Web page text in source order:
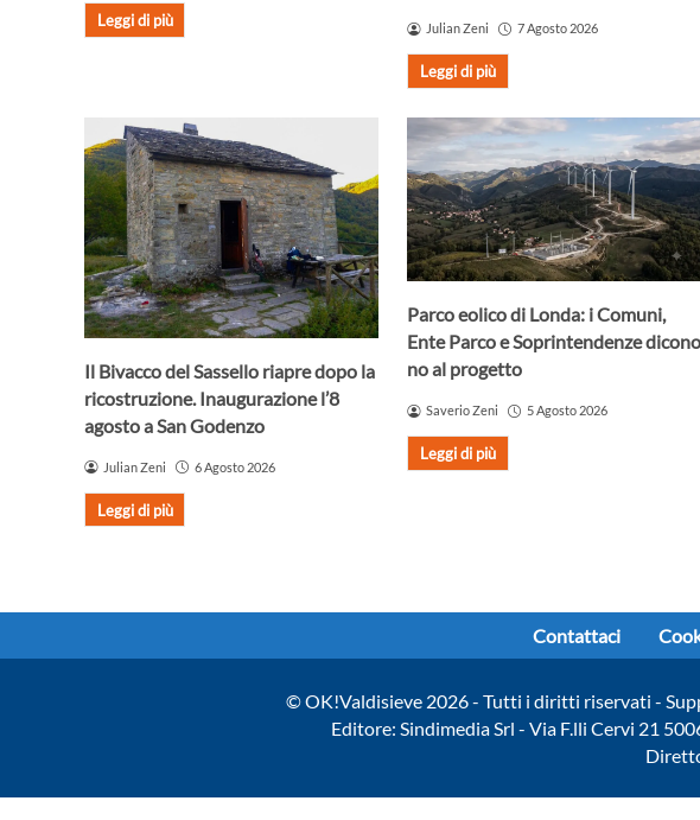
Leggi di più Julian Zeni 7 Agosto 2026
Leggi di più
Il Bivacco del Sassello riapre dopo la
ricostruzione. Inaugurazione l’8
agosto a San Godenzo
Julian Zeni 6 Agosto 2026
Leggi di più
Parco eolico di Londa: i Comuni,
Ente Parco e Soprintendenze dicono
no al progetto
Saverio Zeni 5 Agosto 2026
Leggi di più
Contattaci
© OK!Valdisieve 2026 - Tutti i diritti riservati -
Editore: Sindimedia Srl - Via F.lli Cervi 21